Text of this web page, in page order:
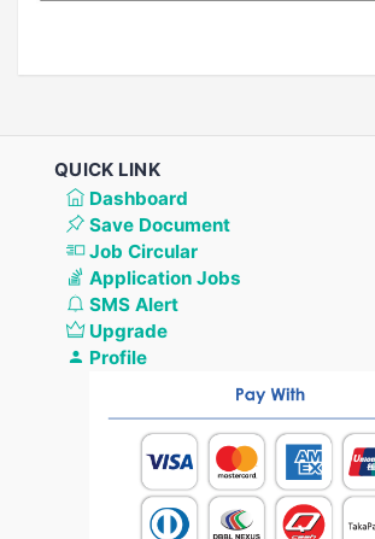
QUICK LINK
Dashboard
Save Document
Job Circular
Application Jobs
SMS Alert
Upgrade
Profile